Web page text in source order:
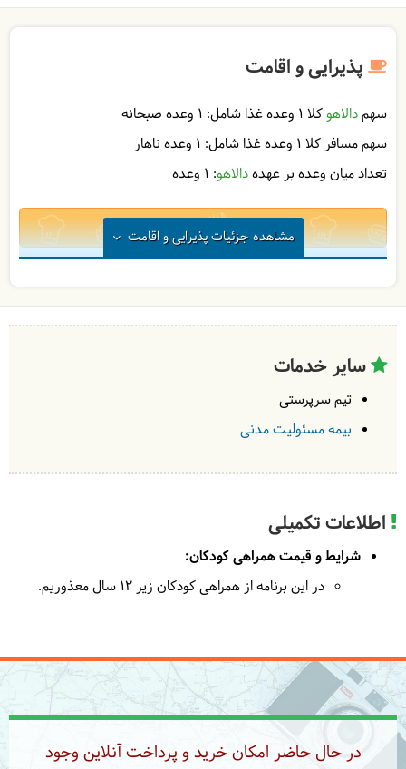
پذیرایی و اقامت
سهمدالاهوکلا 1 وعده غذا شامل:
1 وعده صبحانه
سهم مسافر کلا 1 وعده غذا شامل:
1 وعده ناهار
تعداد میان وعده بر عهدهدالاهو: 1 وعده
1
دررستوران| به عهدهدالاهو
مشاهدهجزئیات پذیرایی و اقامت
سایر خدمات
تیم سرپرستی
بیمه مسئولیت مدنی
اطلاعات تکمیلی
شرایط و قیمت همراهی کودکان:
در این برنامه از همراهی کودکان زیر ۱۲ سال معذوریم.
در حال حاضر امکان خرید و پرداخت آنلاین وجود